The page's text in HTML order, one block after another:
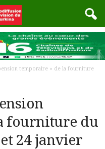
temporaire » de la fourniture
fourniture du
24 janvier